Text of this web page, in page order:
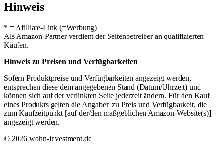
Hinweis
* = Afilliate-Link (=Werbung)
Als Amazon-Partner verdient der Seitenbetreiber an qualifizierten
Käufen.
Hinweis zu Preisen und Verfügbarkeiten
Sofern Produktpreise und Verfügbarkeiten angezeigt werden,
entsprechen diese dem angegebenen Stand (Datum/Uhrzeit) und
können sich auf der verlinkten Seite jederzeit ändern. Für den Kauf
eines Produkts gelten die Angaben zu Preis und Verfügbarkeit, die
zum Kaufzeitpunkt [auf der/den maßgeblichen Amazon-Website(s)]
angezeigt werden.
© 2026 wohn-investment.de